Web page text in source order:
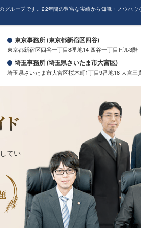
ループです。22年間の豊富な実績から知識・ノウハ
東京事務所 (東京都新宿区四谷)
東京都新宿区四谷一丁目8番地14 四谷一丁目ビル3階
埼玉事務所 (埼玉県さいたま市大宮区)
埼玉県さいたま市大宮区桜木町1丁目9番地18 大宮三
てい